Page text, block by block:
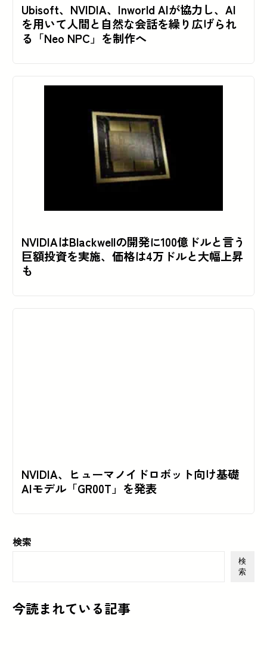
Ubisoft、NVIDIA、Inworld AIが協力し、AI
を用いて人間と自然な会話を繰り広げられ
る「Neo NPC」を制作へ
NVIDIAはBlackwellの開発に100億ドルと言う
巨額投資を実施、価格は4万ドルと大幅上昇
も
NVIDIA、ヒューマノイドロボット向け基礎
AIモデル「GR00T」を発表
検索
検
索
今読まれている記事